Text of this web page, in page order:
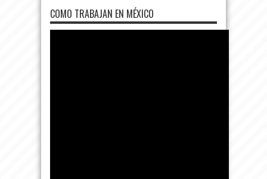
COMO TRABAJAN EN MÉXICO